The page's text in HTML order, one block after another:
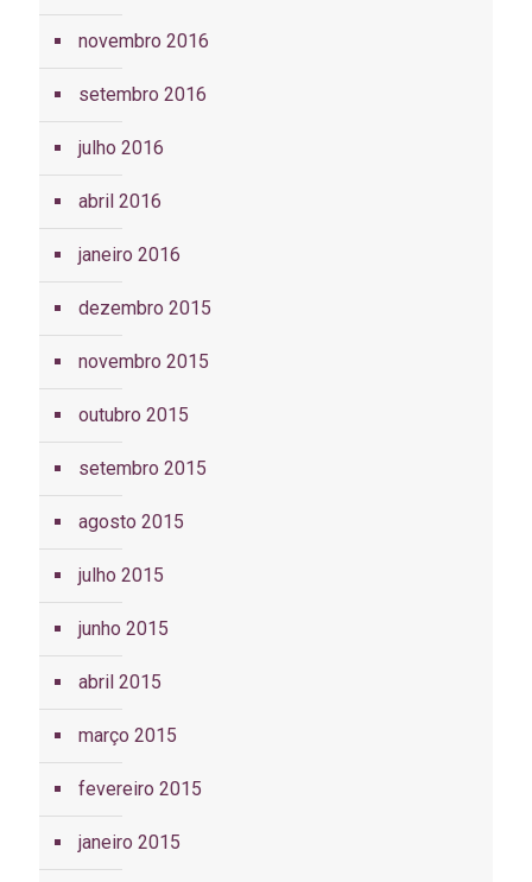
novembro 2016
setembro 2016
julho 2016
abril 2016
janeiro 2016
dezembro 2015
novembro 2015
outubro 2015
setembro 2015
agosto 2015
julho 2015
junho 2015
abril 2015
março 2015
fevereiro 2015
janeiro 2015